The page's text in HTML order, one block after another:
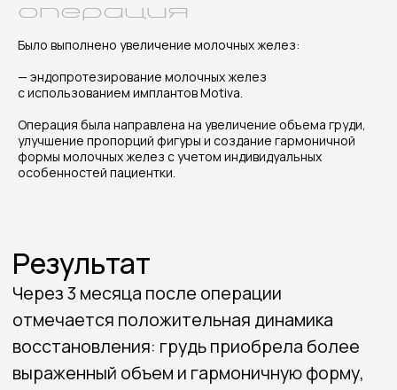
Операция
Было выполнено увеличение молочных желез:
— эндопротезирование молочных желез
с использованием имплантов Motiva.
Операция была направлена на увеличение объема груди,
улучшение пропорций фигуры и создание гармоничной
формы молочных желез с учетом индивидуальных
особенностей пациентки.
соответствует эстетическим ожиданиям
пациентки. Пациентка довольна
изменениями и отмечает повышение
уверенности в своем внешнем виде.
Связаться со мной
konstantinpopov92@mail.ru
8 (983) 304-33-04